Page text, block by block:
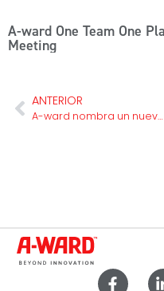
A-ward One Team One
Meeting
ANTERIOR
A-ward nombra un nuevo distribuidor en Australia